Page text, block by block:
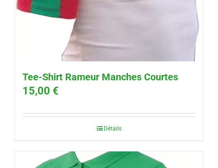
Tee-Shirt Rameur Manches Courtes
15,00 €
Détails